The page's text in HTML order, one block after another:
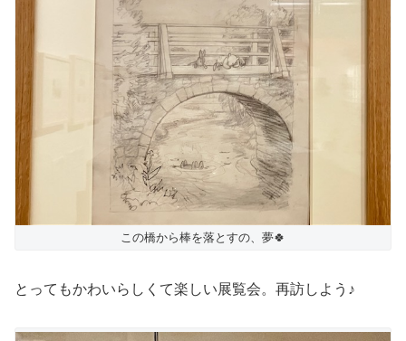
この橋から棒を落とすの、夢🍀
とってもかわいらしくて楽しい展覧会。再訪しよう♪